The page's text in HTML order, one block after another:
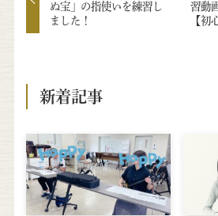
ぬ宝」の指使いを練習し
ました！
習動
【初
新着記事